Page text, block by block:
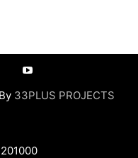
33PLUS PROJECTS